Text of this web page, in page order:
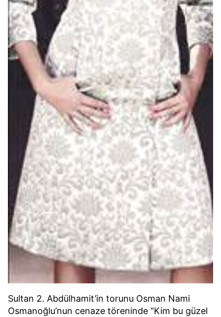
Sultan 2. Abdülhamit’in torunu Osman Nami
Osmanoğlu’nun cenaze töreninde “Kim bu güzel